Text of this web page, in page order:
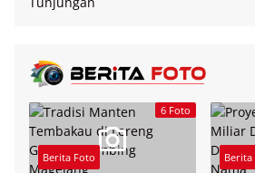
6 Foto
Berita Foto Berita